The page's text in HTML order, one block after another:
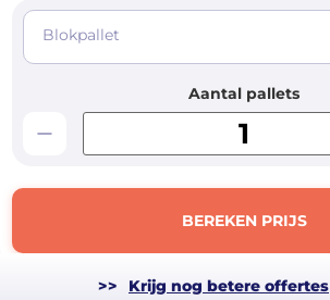
Blokpallet
Aantal pallets
BEREKEN PRIJS
>> Krijg nog betere offertes